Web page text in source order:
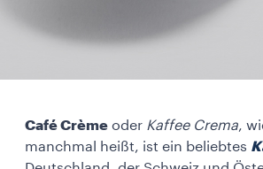
Café Crème oder Kaffee Crema,
manchmal heißt, ist ein beliebtes